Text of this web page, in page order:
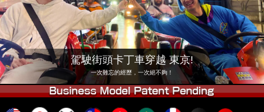
東京 品川 #1 東京 秋葉原 #1
東京 秋葉原 #2 東京 澀谷
東京 澀谷附店 東京灣
東京 淺草 大阪
沖繩
駕駛街頭卡丁車穿越 東京!
一次難忘的經歷，一次絕不夠！